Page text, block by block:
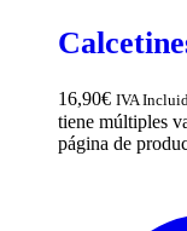
16,90€ IVA
tiene múltiples
página de